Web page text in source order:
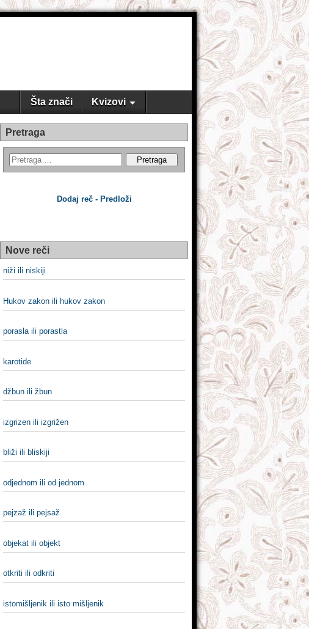
Šta znači Kvizovi
Pretraga
Dodaj reč - Predloži
Nove reči
niži ili niskiji
Hukov zakon ili hukov zakon
porasla ili porastla
karotide
džbun ili žbun
izgrizen ili izgrižen
bliži ili bliskiji
odjednom ili od jednom
pejzaž ili pejsaž
objekat ili objekt
otkriti ili odkriti
istomišlјenik ili isto mišlјenik